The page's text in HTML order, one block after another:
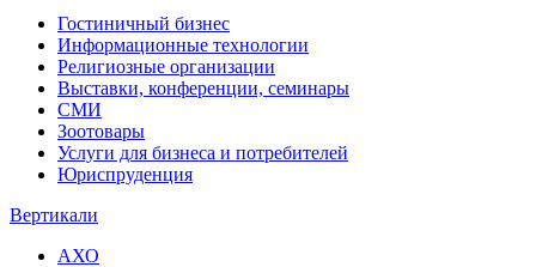
Гостиничный бизнес
Информационные технологии
Религиозные организации
Выставки, конференции, семинары
СМИ
Зоотовары
Услуги для бизнеса и потребителей
Юриспруденция
Вертикали
АХО